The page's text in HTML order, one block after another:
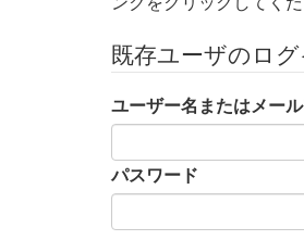
既存ユーザのログ
ユーザー名またはメー
パスワード